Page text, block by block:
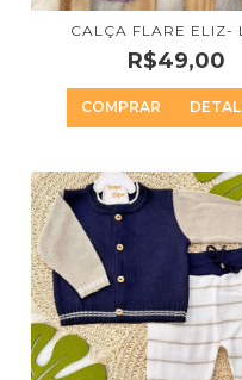
CALÇA FLARE ELIZ-
R$49,00
COMPRAR